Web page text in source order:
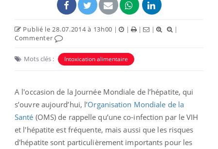
Publié le 28.07.2014 à 13h00 | | | |
|
Commenter
Mots clés : Intoxication alimentaire
A l'occasion de la Journée Mondiale de l’hépatite, qui
s’ouvre aujourd’hui, l’Organisation Mondiale de la
Santé (OMS) de rappelle qu’une co-infection par le VIH
et l'hépatite est fréquente, mais aussi que les risques
d'hépatite sont particulièrement importants pour les